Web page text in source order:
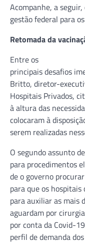
Acompanhe, a
gestão federal para
Retomada da
Entre os
principais desafios
Britto, diretor-
Hospitais Privados,
à altura das
colocaram à
serem realizadas
O segundo assunto
para procedimentos
de o governo
para que os
para auxiliar as mais
aguardam por
por conta da Covid-
perfil de demanda